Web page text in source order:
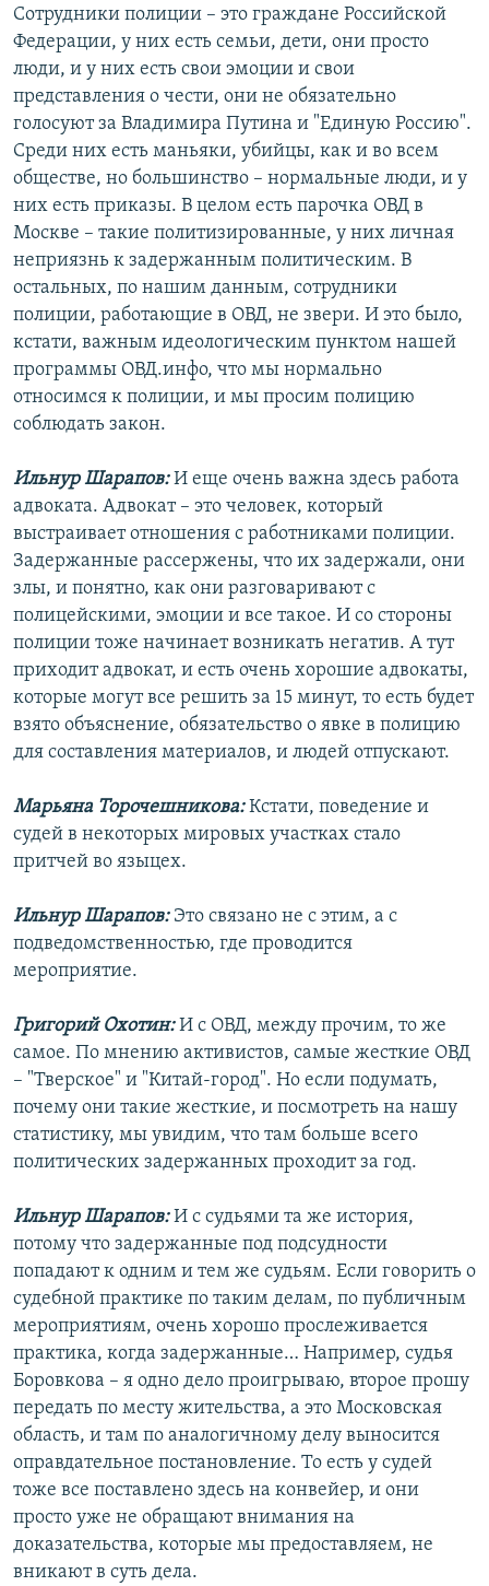
Сотрудники полиции – это граждане Российской
Федерации, у них есть семьи, дети, они просто
люди, и у них есть свои эмоции и свои
представления о чести, они не обязательно
голосуют за Владимира Путина и "Единую Россию".
Среди них есть маньяки, убийцы, как и во всем
обществе, но большинство – нормальные люди, и у
них есть приказы. В целом есть парочка ОВД в
Москве – такие политизированные, у них личная
неприязнь к задержанным политическим. В
остальных, по нашим данным, сотрудники
полиции, работающие в ОВД, не звери. И это было,
кстати, важным идеологическим пунктом нашей
программы ОВД.инфо, что мы нормально
относимся к полиции, и мы просим полицию
соблюдать закон.
Ильнур Шарапов:И еще очень важна здесь работа
адвоката. Адвокат – это человек, который
выстраивает отношения с работниками полиции.
Задержанные рассержены, что их задержали, они
злы, и понятно, как они разговаривают с
полицейскими, эмоции и все такое. И со стороны
полиции тоже начинает возникать негатив. А тут
приходит адвокат, и есть очень хорошие адвокаты,
которые могут все решить за 15 минут, то есть будет
взято объяснение, обязательство о явке в полицию
для составления материалов, и людей отпускают.
Марьяна Торочешникова:Кстати, поведение и
судей в некоторых мировых участках стало
притчей во языцех.
Ильнур Шарапов:Это связано не с этим, а с
подведомственностью, где проводится
мероприятие.
Григорий Охотин:И с ОВД, между прочим, то же
самое. По мнению активистов, самые жесткие ОВД
– "Тверское" и "Китай-город". Но если подумать,
почему они такие жесткие, и посмотреть на нашу
статистику, мы увидим, что там больше всего
политических задержанных проходит за год.
Ильнур Шарапов:И с судьями та же история,
потому что задержанные под подсудности
попадают к одним и тем же судьям. Если говорить о
судебной практике по таким делам, по публичным
мероприятиям, очень хорошо прослеживается
практика, когда задержанные… Например, судья
Боровкова – я одно дело проигрываю, второе прошу
передать по месту жительства, а это Московская
область, и там по аналогичному делу выносится
оправдательное постановление. То есть у судей
тоже все поставлено здесь на конвейер, и они
просто уже не обращают внимания на
доказательства, которые мы предоставляем, не
вникают в суть дела.